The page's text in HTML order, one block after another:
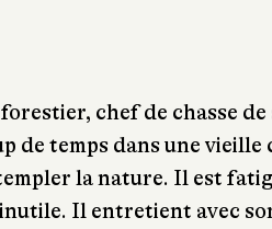
chef de chasse de
de temps dans une vieille
la nature. Il est
Il entretient avec